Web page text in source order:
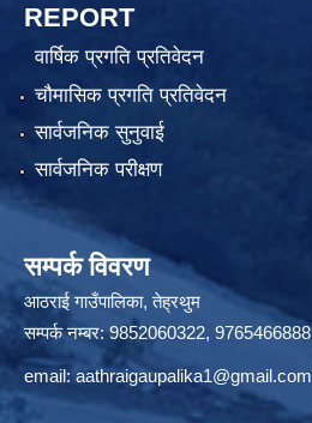
REPORT
वार्षिक प्रगति प्रतिवेदन
चौमासिक प्रगति प्रतिवेदन
सार्वजनिक सुनुवाई
सार्वजनिक परीक्षण
सम्पर्क विवरण
आठराई गाउँपालिका, तेह्रथुम
सम्पर्क नम्बर: 9852060322, 9765466888
email: aathraigaupalika1@gmail.com